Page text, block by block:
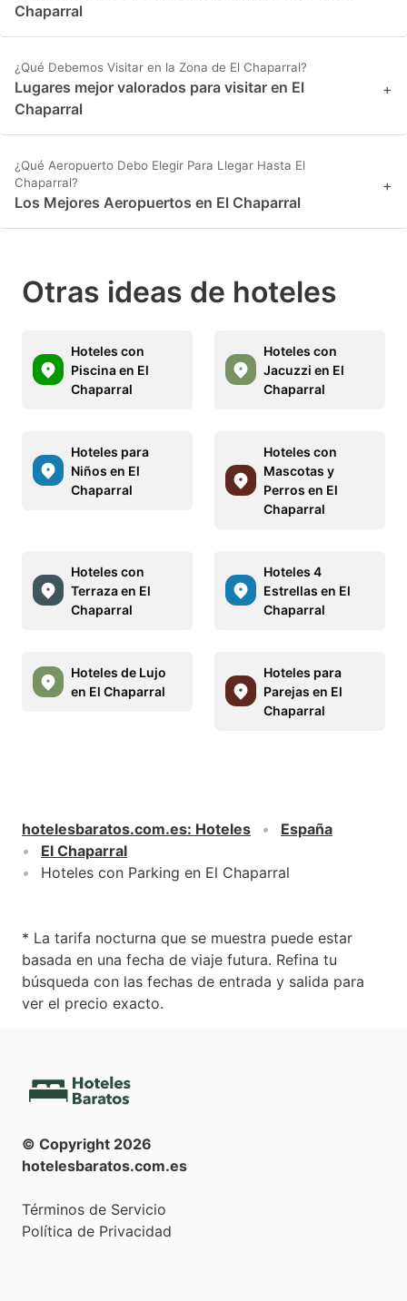
Chaparral
¿Qué Debemos Visitar en la Zona de El Chaparral?
Lugares mejor valorados para visitar en El
Chaparral
+
¿Qué Aeropuerto Debo Elegir Para Llegar Hasta El
Chaparral?
Los Mejores Aeropuertos en El Chaparral
+
Otras ideas de hoteles
Hoteles con
Piscina en El
Chaparral
Hoteles con
Jacuzzi en El
Chaparral
Hoteles para
Niños en El
Chaparral
Hoteles con
Mascotas y
Perros en El
Chaparral
Hoteles con
Terraza en El
Chaparral
Hoteles 4
Estrellas en El
Chaparral
Hoteles de Lujo
en El Chaparral
Hoteles para
Parejas en El
Chaparral
hotelesbaratos.com.es: Hoteles
España
El Chaparral
Hoteles con Parking en El Chaparral
* La tarifa nocturna que se muestra puede estar
basada en una fecha de viaje futura. Refina tu
búsqueda con las fechas de entrada y salida para
ver el precio exacto.
© Copyright 2026
hotelesbaratos.com.es
Términos de Servicio
Política de Privacidad